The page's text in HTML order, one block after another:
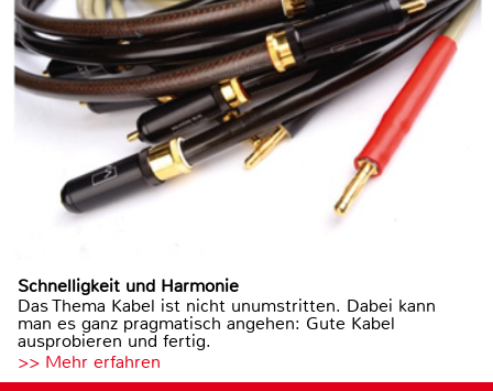
Schnelligkeit und Harmonie
Das Thema Kabel ist nicht unumstritten. Dabei kann
man es ganz pragmatisch angehen: Gute Kabel
ausprobieren und fertig.
>> Mehr erfahren